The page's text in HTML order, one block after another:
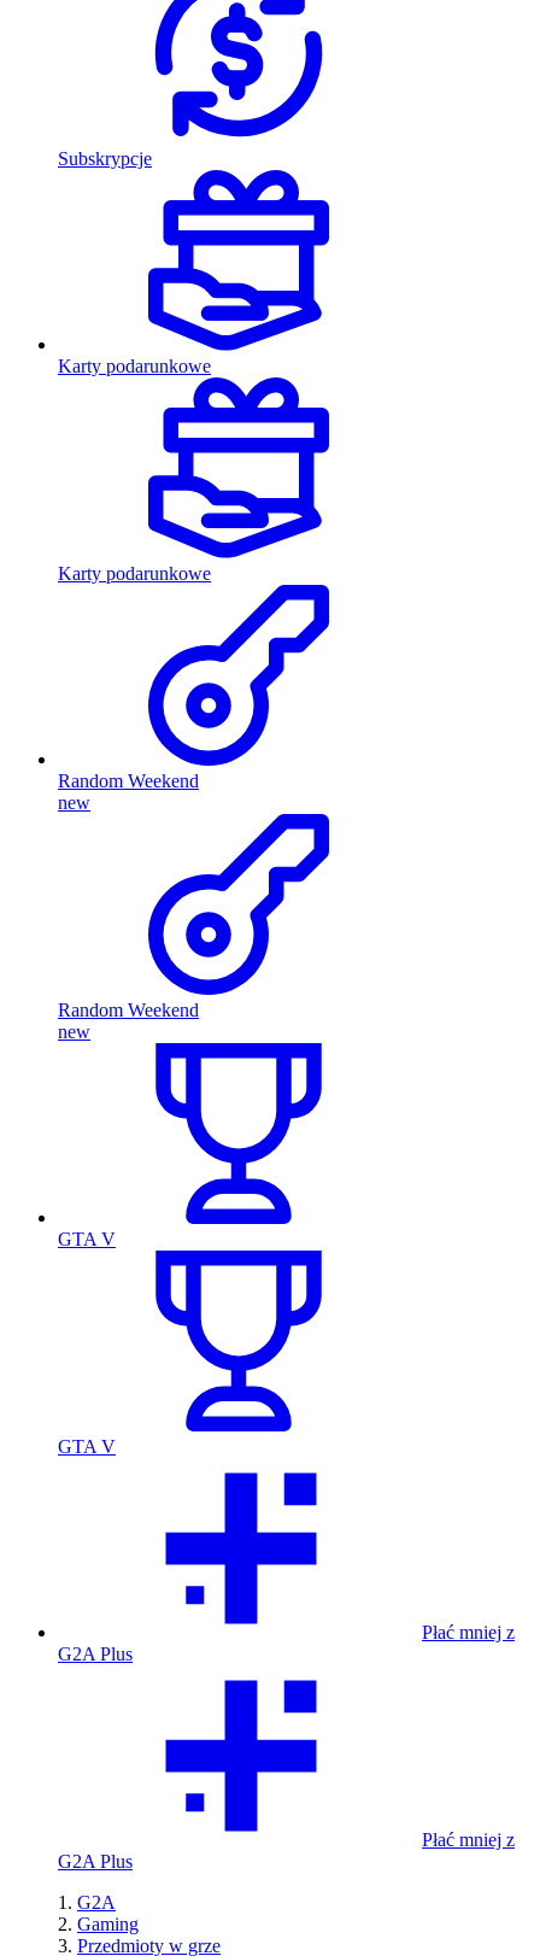
Subskrypcje
Karty podarunkowe
Karty podarunkowe
Random Weekend
new
Random Weekend
new
GTA V
GTA V
Płać mniej z
G2A Plus
Płać mniej z
G2A Plus
G2A
Gaming
Przedmioty w grze